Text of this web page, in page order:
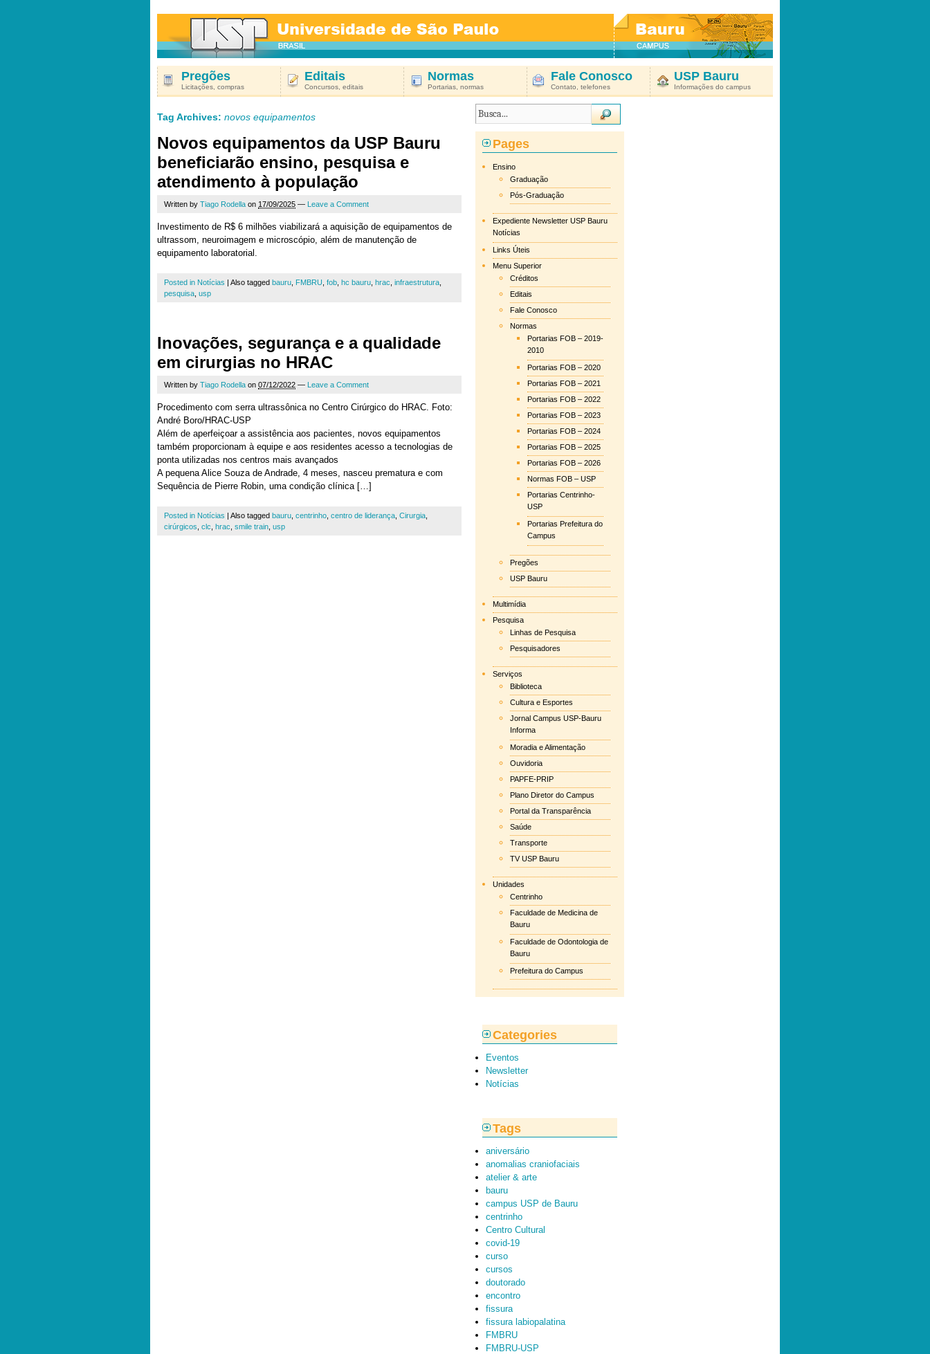
Pregões
Licitações, compras
Editais
Concursos, editais
Normas
Portarias, normas
Fale Conosco
Contato, telefones
USP Bauru
Informações do campus
Tag Archives: novos equipamentos
Novos equipamentos da USP Bauru
beneficiarão ensino, pesquisa e
atendimento à população
Written by Tiago Rodella on 17/09/2025 — Leave a Comment
Investimento de R$ 6 milhões viabilizará a aquisição de equipamentos de
ultrassom, neuroimagem e microscópio, além de manutenção de
equipamento laboratorial.
Posted in Notícias | Also tagged bauru FMBRU fob hc bauru hrac infraestrutura
pesquisa usp
Inovações, segurança e a qualidade
em cirurgias no HRAC
Written by Tiago Rodella on 07/12/2022 — Leave a Comment
Procedimento com serra ultrassônica no Centro Cirúrgico do HRAC. Foto:
André Boro/HRAC-USP
Além de aperfeiçoar a assistência aos pacientes, novos equipamentos
também proporcionam à equipe e aos residentes acesso a tecnologias de
ponta utilizadas nos centros mais avançados
A pequena Alice Souza de Andrade, 4 meses, nasceu prematura e com
Sequência de Pierre Robin, uma condição clínica […]
Posted in Notícias | Also tagged bauru centrinho centro de liderança Cirurgia
cirúrgicos clc hrac smile train usp
Pages
Ensino
Graduação
Pós-Graduação
Expediente Newsletter USP Bauru
Notícias
Links Úteis
Menu Superior
Créditos
Editais
Fale Conosco
Normas
Portarias FOB – 2019-
2010
Portarias FOB – 2020
Portarias FOB – 2021
Portarias FOB – 2022
Portarias FOB – 2023
Portarias FOB – 2024
Portarias FOB – 2025
Portarias FOB – 2026
Normas FOB – USP
Portarias Centrinho-
USP
Portarias Prefeitura do
Campus
Pregões
USP Bauru
Multimídia
Pesquisa
Linhas de Pesquisa
Pesquisadores
Serviços
Biblioteca
Cultura e Esportes
Jornal Campus USP-Bauru
Informa
Moradia e Alimentação
Ouvidoria
PAPFE-PRIP
Plano Diretor do Campus
Portal da Transparência
Saúde
Transporte
TV USP Bauru
Unidades
Centrinho
Faculdade de Medicina de
Bauru
Faculdade de Odontologia de
Bauru
Prefeitura do Campus
Categories
Eventos
Newsletter
Notícias
Tags
aniversário
anomalias craniofaciais
atelier & arte
bauru
campus USP de Bauru
centrinho
Centro Cultural
covid-19
curso
cursos
doutorado
encontro
fissura
fissura labiopalatina
FMBRU
FMBRU-USP